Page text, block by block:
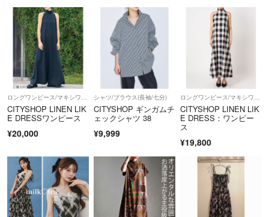
CITYSHOP LINEN LIK
E DRESSワンピース
¥20,000
シャツ/ブラウス(長袖/七分)
CITYSHOP ギンガムチ
ェックシャツ 38
¥9,999
CITYSHOP LINEN LIK
E DRESS：ワンピー
ス
¥19,800